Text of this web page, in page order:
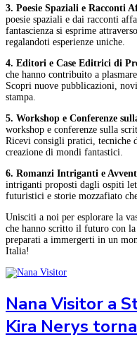
3. Poesie Spaziali e Racconti
poesie spaziali e dai racconti
fantascienza si esprime
regalandoti esperienze uniche.
4. Editori e Case Editrici di
che hanno contribuito a
Scopri nuove pubblicazioni,
stampa.
5. Workshop e Conferenze
workshop e conferenze sulla
Ricevi consigli pratici, tecniche
creazione di mondi fantastici.
6. Romanzi Intriganti e
intriganti proposti dagli ospiti
futuristici e storie mozzafiato
Unisciti a noi per esplorare la
che hanno scritto il futuro con
preparati a immergerti in un
Italia!
Nana Visitor a
Kira Nerys